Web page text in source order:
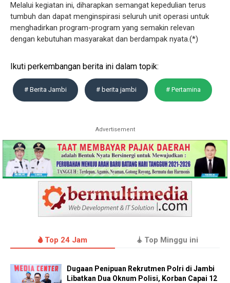
Melalui kegiatan ini, diharapkan semangat kepedulian terus
tumbuh dan dapat menginspirasi seluruh unit operasi untuk
menghadirkan program-program yang semakin relevan
dengan kebutuhan masyarakat dan berdampak nyata.(*)
Ikuti perkembangan berita ini dalam topik:
# Berita Jambi # berita jambi # Pertamina
Advertisement
Top 24 Jam Top Minggu ini
Dugaan Penipuan Rekrutmen Polri di Jambi
Libatkan Dua Oknum Polisi, Korban Capai 12